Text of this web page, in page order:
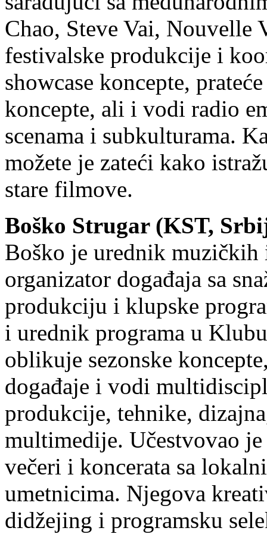
Chao, Steve Vai, Nouvelle
festivalske produkcije i
showcase koncepte,
koncepte, ali i vodi radio
scenama i subkulturama.
možete je zateći kako
stare filmove.
Boško Strugar (KST,
Boško je urednik
organizator događaja sa
produkciju i klupske
i urednik programa u
oblikuje sezonske
događaje i vodi
produkcije, tehnike,
multimedije. Učestvovao
večeri i koncerata sa
umetnicima. Njegova
didžejing i programsku